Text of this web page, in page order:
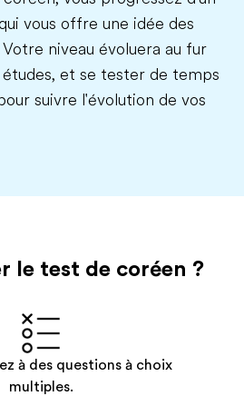
vous offre une idée des
niveau évoluera au fur
et se tester de temps
suivre l'évolution de vos
le test de coréen ?
à des questions à choix
multiples.